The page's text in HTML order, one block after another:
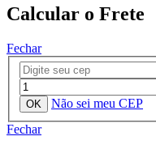
Calcular o Frete
Fechar
Não sei meu CEP
Fechar